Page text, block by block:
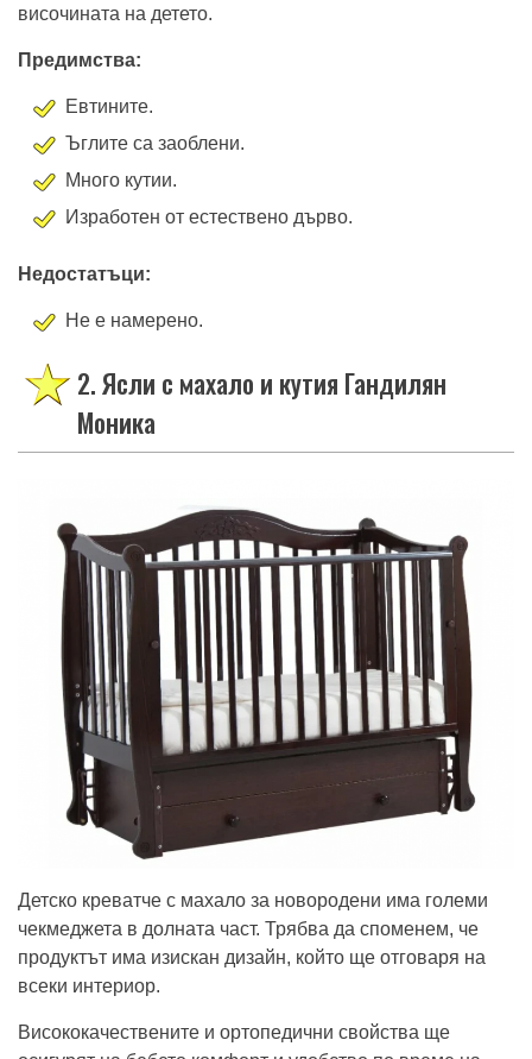
височината на детето.
Предимства:
Евтините.
Ъглите са заоблени.
Много кутии.
Изработен от естествено дърво.
Недостатъци:
Не е намерено.
2. Ясли с махало и кутия Гандилян
Моника
Детско креватче с махало за новородени има големи
чекмеджета в долната част. Трябва да споменем, че
продуктът има изискан дизайн, който ще отговаря на
всеки интериор.
Висококачествените и ортопедични свойства ще